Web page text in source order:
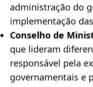
administração do
implementação
Conselho de
que lideram
responsável pela
governamentais e